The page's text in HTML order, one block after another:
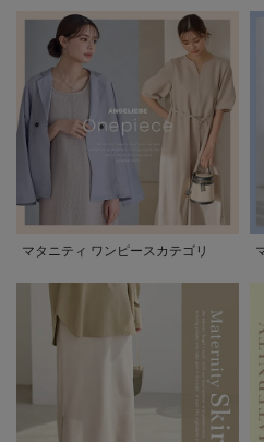
マタニティ ワンピースカテゴリ